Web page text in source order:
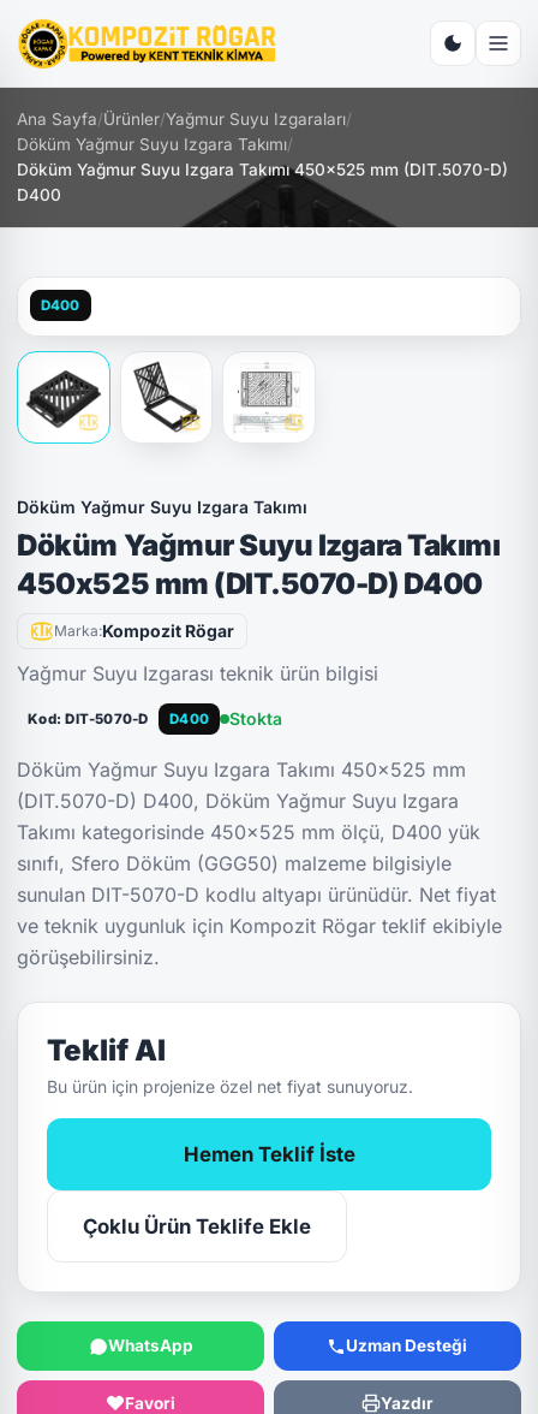
Ana Sayfa/Ürünler/Yağmur Suyu Izgaraları/
Döküm Yağmur Suyu Izgara Takımı/
Döküm Yağmur Suyu Izgara Takımı 450x525 mm (DIT.5070-D)
D400
D400
Döküm Yağmur Suyu Izgara Takımı
Döküm Yağmur Suyu Izgara Takımı
450x525 mm (DIT.5070-D) D400
Marka:Kompozit Rögar
Yağmur Suyu Izgarası teknik ürün bilgisi
Kod: DIT-5070-D D400 Stokta
Döküm Yağmur Suyu Izgara Takımı 450x525 mm
(DIT.5070-D) D400, Döküm Yağmur Suyu Izgara
Takımı kategorisinde 450x525 mm ölçü, D400 yük
sınıfı, Sfero Döküm (GGG50) malzeme bilgisiyle
sunulan DIT-5070-D kodlu altyapı ürünüdür. Net fiyat
ve teknik uygunluk için Kompozit Rögar teklif ekibiyle
görüşebilirsiniz.
Teklif Al
Bu ürün için projenize özel net fiyat sunuyoruz.
Hemen Teklif İste
Çoklu Ürün Teklife Ekle
WhatsApp Uzman Desteği
Favori Yazdır